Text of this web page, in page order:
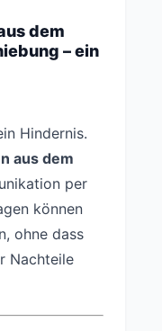
dem
– ein
Hindernis.
aus dem
per
können
ohne dass
Nachteile